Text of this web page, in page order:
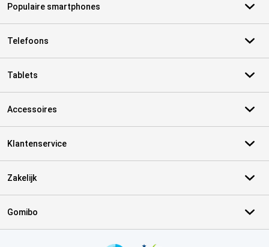
Populaire smartphones
Telefoons
Tablets
Accessoires
Klantenservice
Zakelijk
Gomibo